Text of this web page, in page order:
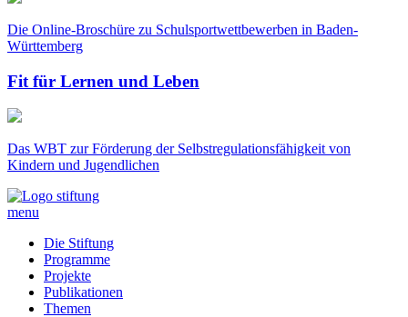
Die Online-Broschüre zu Schulsportwettbewerben in Baden-
Württemberg
Fit für Lernen und Leben
Das WBT zur Förderung der Selbstregulationsfähigkeit von
Kindern und Jugendlichen
menu
Die Stiftung
Programme
Projekte
Publikationen
Themen